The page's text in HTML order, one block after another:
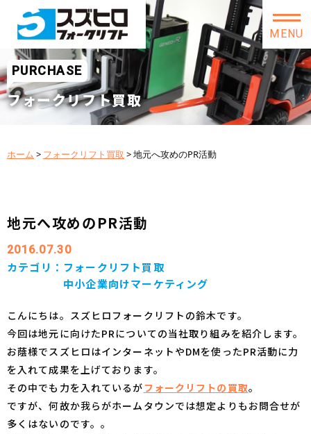
MENU
PURCHASE
フォークリフト買取
ホーム > フォークリフト買取 >地元へ攻めのPR活動
地元へ攻めのPR活動
2016.07.30
カテゴリ： フォークリフト買取
中小企業向けマーケティング
こんにちは。スズヒロフォークリフトの鈴木です。
今回は地元に向けたPRについての当社取り組みを紹介します。
お蔭様でスズヒロはインターネットやDMを使ったPR活動に力
を入れて成果を上げております。
その中でも力を入れているがフォークリフトの買取。
ですが、何故か我らがホームタウンでは想定よりもお問合せが
多くはないのです。。